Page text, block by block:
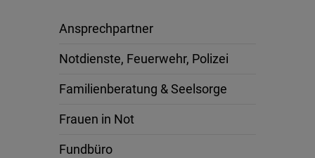
Ansprechpartner
Notdienste, Feuerwehr, Polizei
Familienberatung & Seelsorge
Frauen in Not
Fundbüro